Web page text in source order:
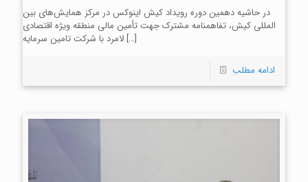
در حاشیه دهمین دوره رویداد کیش اینوکس در مرکز همایش‌های بین
المللی کیش، تفاهمنامه مشترک جهت تأمین مالی منطقه ویژه اقتصادی
لامرد با شرکت تامین سرمایه[…]
ادامه مطلب